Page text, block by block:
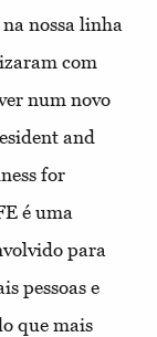
nossa linha
com
num novo
and
for
é uma
para
pessoas e
que mais